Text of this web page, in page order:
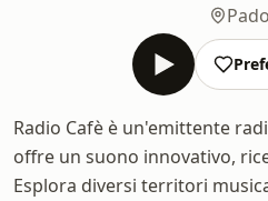
Radio Cafè è un'emittente
offre un suono innovativo,
Esplora diversi territori